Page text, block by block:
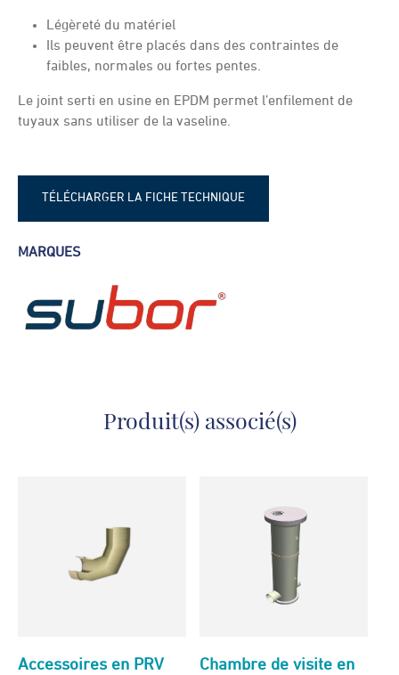
Légèreté du matériel
Ils peuvent être placés dans des contraintes de
faibles, normales ou fortes pentes.
Le joint serti en usine en EPDM permet l’enfilement de
tuyaux sans utiliser de la vaseline.
TÉLÉCHARGER LA FICHE TECHNIQUE
MARQUES
Produit(s) associé(s)
Accessoires en PRV
Chambre de visite en